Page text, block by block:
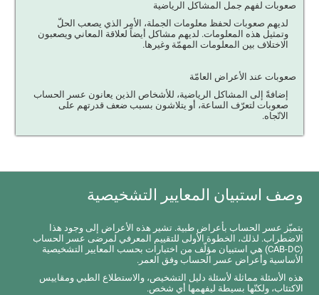
صعوبات لفهم جمل المشاكل الرياضية
لديهم صعوبات لحفظ معلومات الجملة، الأمر الذي يصعب الحلّ
وتمثيل هذه المعلومات. لديهم مشاكل أيضاً لعلاقة المعاني ويصعبون
الاختلاف بين المعلومات المهمّة وغيرها.
صعوبات عند الأعراض العامّة
إضافةً إلى المشاكل الرياضية، للأشخاص الذين يعانون عسر الحساب
صعوبات لتعرّف الساعة، أو يتلاشون بسبب ضعف قدرتهم على
الاتّجاه.
وصف استبيان المعايير التشخيصية
يتميّز عسر الحساب بأعراض طبية. تشير هذه الأعراض إلى وجود هذا
الاضطراب. لذلك، الخطوة الأولى للتقييم المعرفي لمرضى عسر الحساب
(CAB-DC) هي استبيان مؤلّف من اختبارات بحسب المعايير التشخيصية
الأساسية وأعراض عسر الحساب وفق العمر.
هذه الأسئلة مماثلة لأسئلة دليل التشخيص، والاستطلاع الطبي ومقاييس
الاكتئاب، ولكنّها بسيطة ليفهمها أي شخص.